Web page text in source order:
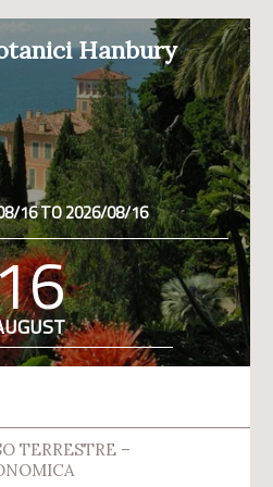
Hanbury
16 TO 2026/08/16
TERRESTRE –